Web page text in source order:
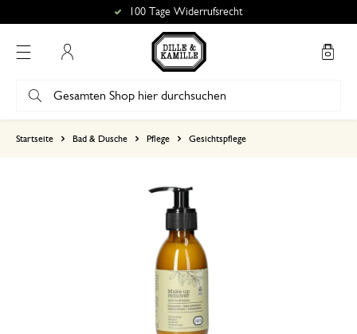
100 Tage Widerrufsrecht
Startseite Bad & Dusche Pflege Gesichtspflege